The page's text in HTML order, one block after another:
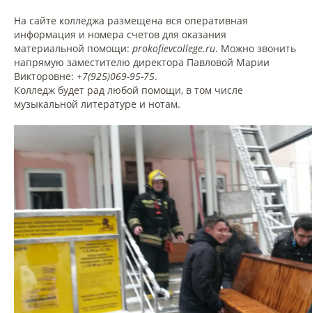
На сайте колледжа размещена вся оперативная
информация и номера счетов для оказания
материальной помощи: prokofievcollege.ru. Можно звонить
напрямую заместителю директора Павловой Марии
Викторовне: +7(925)069-95-75.
Колледж будет рад любой помощи, в том числе
музыкальной литературе и нотам.